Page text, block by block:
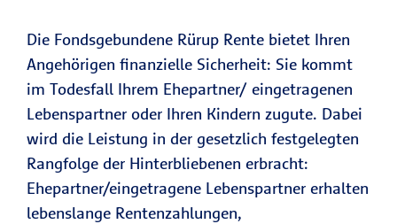
Die Fondsgebundene Rürup Rente bietet Ihren
Angehörigen finanzielle Sicherheit: Sie kommt
im Todesfall Ihrem Ehepartner/ eingetragenen
Lebenspartner oder Ihren Kindern zugute. Dabei
wird die Leistung in der gesetzlich festgelegten
Rangfolge der Hinterbliebenen erbracht:
Ehepartner/eingetragene Lebenspartner erhalten
lebenslange Rentenzahlungen,